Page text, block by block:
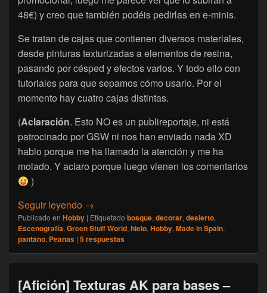
48€) y creo que también podéis pedirlas en e-minis.
Se tratan de cajas que contienen diversos materiales,
desde pinturas texturizadas a elementos de resina,
pasando por césped y efectos varios. Y todo ello con
tutoriales para que sepamos cómo usarlo. Por el
momento hay cuatro cajas distintas.
(Aclaración. Esto NO es un publireportaje, ni está
patrocinado por GSW ni nos han enviado nada XD
hablo porque me ha llamado la atención y me ha
molado. Y aclaro porque luego vienen los comentarios
)
Seguir leyendo [Escenografía] Kits de peanas de Green
→
Publicado en Hobby | Etiquetado bosque, decorar, desierto,
Escenografía, Green Stuff World, hielo, Hobby, Made in Spain,
pantano, Peanas | 5respuestas
[Afición] Texturas AK para bases –